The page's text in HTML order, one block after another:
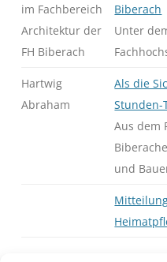
im Fachbereich
Architektur der
FH Biberach
Biberach
Unter
Hartwig
Abraham
Als die
Stunden-
Aus dem
und